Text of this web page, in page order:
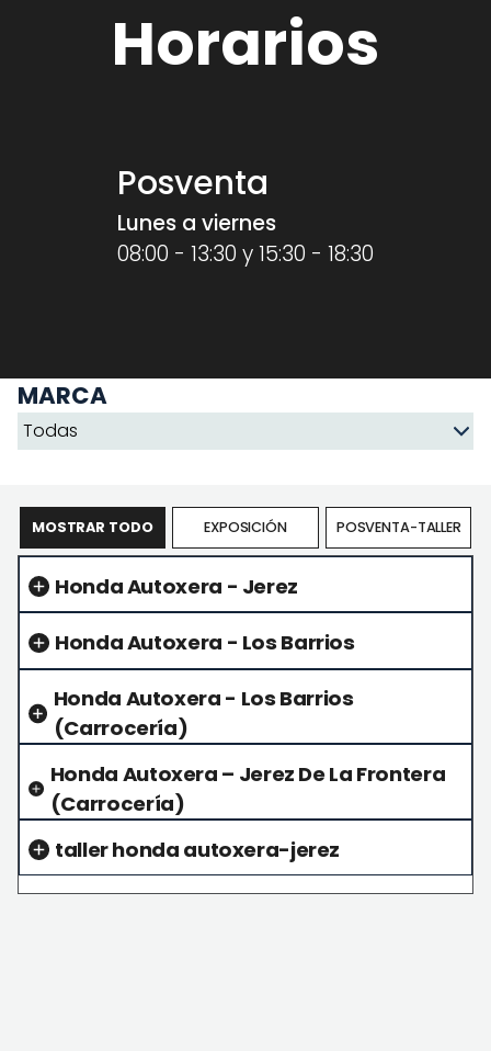
Horarios
Posventa
Lunes a viernes
08:00 - 13:30 y 15:30 - 18:30
MARCA
MOSTRAR TODO EXPOSICIÓN POSVENTA-TALLER
Honda Autoxera - Jerez
Honda Autoxera - Los Barrios
Honda Autoxera - Los Barrios
(Carrocería)
Honda Autoxera – Jerez De La Frontera
(Carrocería)
taller honda autoxera-jerez